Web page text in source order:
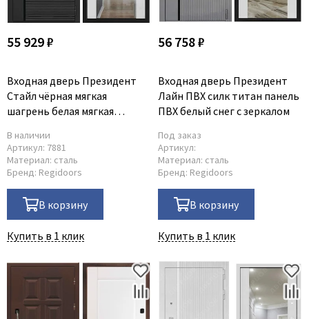
55 929 ₽
Входная дверь Президент
Стайл чёрная мягкая
шагрень белая мягкая
В наличии
Артикул: 7881
Материал: сталь
Бренд: Regidoors
В корзину
Купить в 1 клик
56 758 ₽
Входная дверь Президент
Лайн ПВХ силк титан панель
ПВХ белый снег с зеркалом
Под заказ
Артикул:
Материал: сталь
Бренд: Regidoors
В корзину
Купить в 1 клик